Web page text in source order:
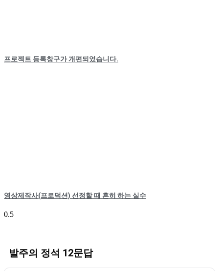
프로젝트 등록창구가 개편되었습니다.
영상제작사(프로덕션) 선정할 때 흔히 하는 실수
발주의 정석 12문답